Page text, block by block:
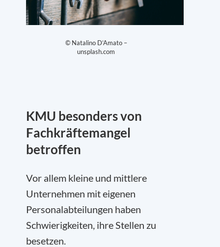
© Natalino D’Amato –
unsplash.com
KMU besonders von
Fachkräftemangel
betroffen
Vor allem kleine und mittlere
Unternehmen mit eigenen
Personalabteilungen haben
Schwierigkeiten, ihre Stellen zu
besetzen.